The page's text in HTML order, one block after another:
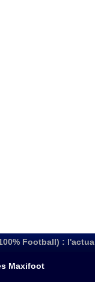
Football) :
Maxifoot